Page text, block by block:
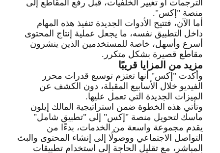
الترجمات أو تغيير الخلفيات، قبل رفع المقاطع إلى
منصة "إكس".
أما الآن، فتتيح الأدوات الجديدة تنفيذ هذه المهام
داخل التطبيق نفسه، ما يجعل عملية إنتاج المحتوى
أسرع وأسهل، خاصة للمستخدمين الذين ينشرون
مقاطع قصيرة بشكل متكرر .
مزيد من المزايا قريبًا
وأكدت "إكس" أنها تعتزم توسيع قدرات محرر
الفيديو خلال الأسابيع المقبلة، دون الكشف عن
الميزات الجديدة التي تعمل عليها.
وتأتي هذه الخطوة ضمن استراتيجية المالك إيلون
ماسك لتحويل منصة "إكس" إلى "تطبيق شامل"
يقدم مجموعة واسعة من الخدمات، بدءًا من
التواصل الاجتماعي ووصولًا إلى إنشاء المحتوى والبث
المباشر، مع تقليل الحاجة إلى استخدام تطبيقات